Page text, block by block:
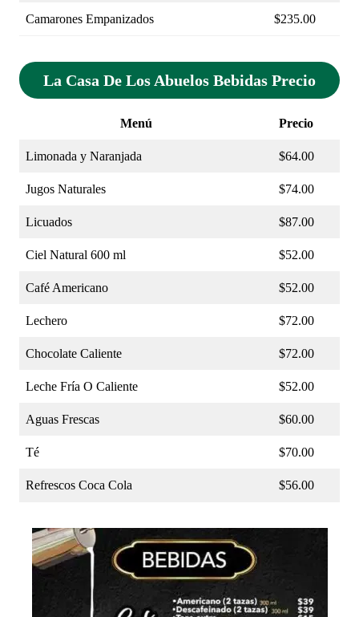
Camarones Empanizados $235.00
La Casa De Los Abuelos Bebidas Precio
Menú Precio
Limonada y Naranjada $64.00
Jugos Naturales $74.00
Licuados $87.00
Ciel Natural 600 ml $52.00
Café Americano $52.00
Lechero $72.00
Chocolate Caliente $72.00
Leche Fría O Caliente $52.00
Aguas Frescas $60.00
Té $70.00
Refrescos Coca Cola $56.00